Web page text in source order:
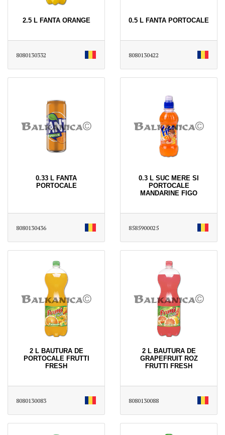
2.5 L FANTA ORANGE
8080130332
0.5 L FANTA PORTOCALE
8080130422
0.33 L FANTA
PORTOCALE
8080130436
0.3 L SUC MERE SI
PORTOCALE
MANDARINE FIGO
8585900025
2 L BAUTURA DE
PORTOCALE FRUTTI
FRESH
8080130083
2 L BAUTURA DE
GRAPEFRUIT ROZ
FRUTTI FRESH
8080130088